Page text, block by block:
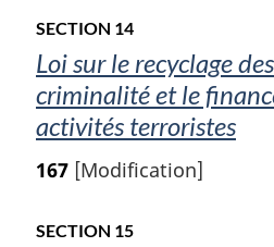
SECTION 14
Loi sur le recyclage
criminalité et le
activités terroristes
167 [Modification]
SECTION 15